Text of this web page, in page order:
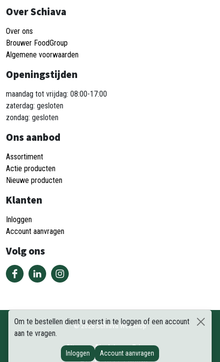
Om te bestellen dient u eerst in te loggen of een account
aan te vragen.
Inloggen Account aanvragen
Over Schiava
Over ons
Brouwer FoodGroup
Algemene voorwaarden
Openingstijden
maandag tot vrijdag: 08:00-17:00
zaterdag: gesloten
zondag: gesloten
Ons aanbod
Assortiment
Actie producten
Nieuwe producten
Klanten
Inloggen
Account aanvragen
Volg ons
©2026Schiava Webshop
Sitemap Disclaimer Privacy